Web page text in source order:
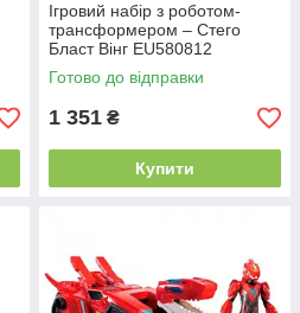
Ігровий набір з роботом-
трансформером – Стего
Бласт Вінг EU580812
Готово до відправки
1 351 ₴
Купити